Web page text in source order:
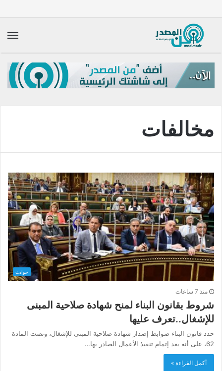
مخالفات
حوادث
منذ 7 ساعات
شروط بقانون البناء لمنح شهادة صلاحية المبنى
للإشغال..تعرف عليها
حدد قانون البناء ضوابط إصدار شهادة صلاحية المبنى للإشغال، ونصت المادة
62، على أنه بعد إتمام تنفيذ الأعمال الصادر بها…
أكمل القراءة »